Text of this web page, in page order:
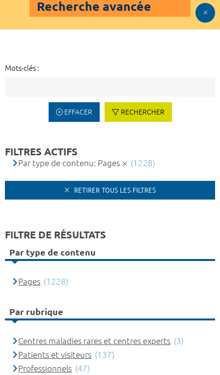
Recherche avancée
Mots-clés :
EFFACER RECHERCHER
FILTRES ACTIFS
Par type de contenu: Pages (1228)
RETIRER TOUS LES FILTRES
FILTRE DE RÉSULTATS
Par type de contenu
Pages (1228)
Par rubrique
Centres maladies rares et centres experts (3)
Patients et visiteurs (137)
Professionnels (47)